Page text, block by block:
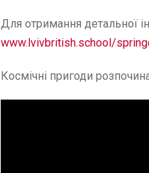
Для отримання детальної
www.lvivbritish.school/
Космічні пригоди